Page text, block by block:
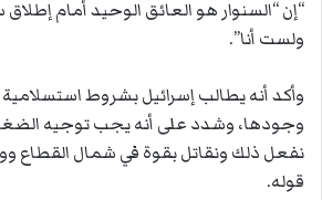
“إن “السنوار هو العائق الوحيد أمام
ولست أنا”.
وأكد أنه يطالب إسرائيل بشروط
وجودها، وشدد على أنه يجب توجيه
نفعل ذلك ونقاتل بقوة في شمال القطاع
قوله.